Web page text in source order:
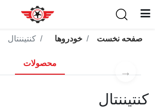
صفحه نخست خودروها کنتیننتال
محصولات
→
کنتیننتال